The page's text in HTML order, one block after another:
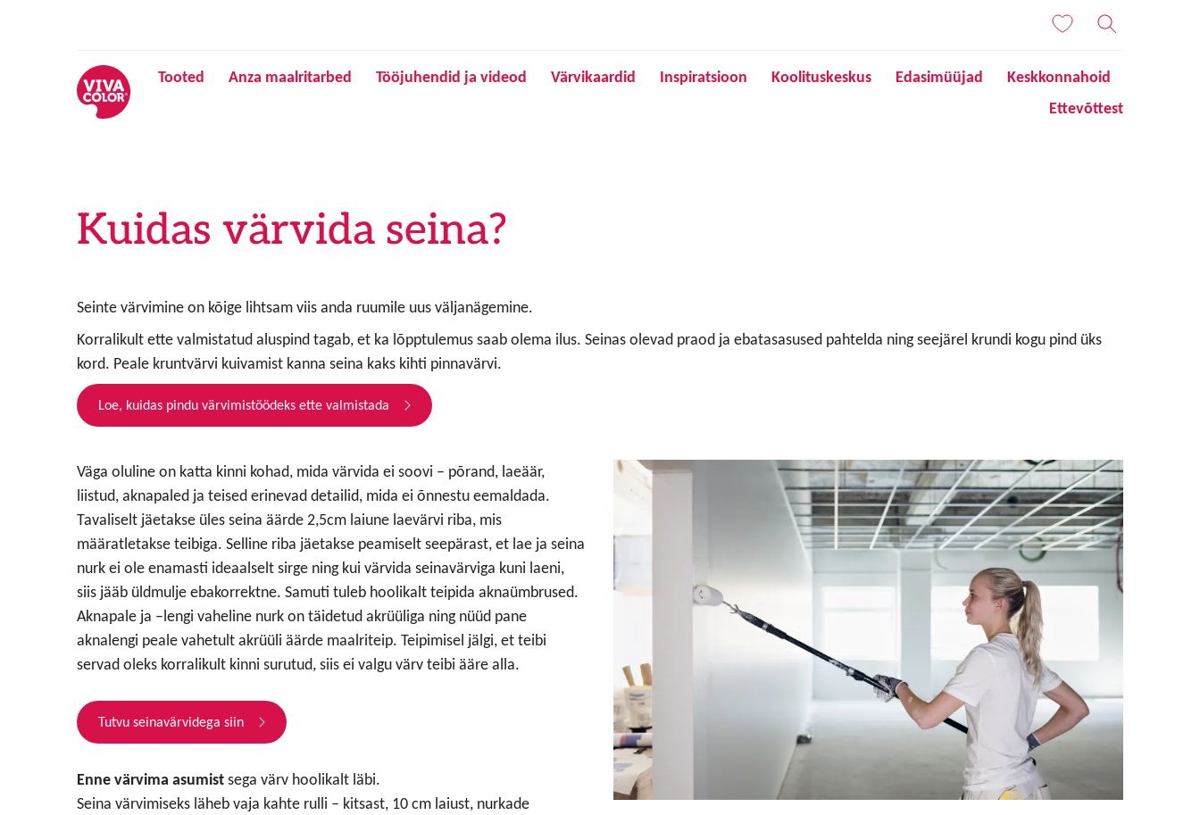
Tooted Anza maalritarbed Tööjuhendid ja videod Värvikaardid Inspiratsioon Koolituskeskus Edasimüüjad
Keskkonnahoid
Ettevõttest
Kuidas värvida seina?
Seinte värvimine on kõige lihtsam viis anda ruumile uus väljanägemine.
Korralikult ette valmistatud aluspind tagab, et ka lõpptulemus saab olema ilus. Seinas olevad praod ja ebatasasused pahtelda ning seejärel krundi kogu pind üks
kord. Peale kruntvärvi kuivamist kanna seina kaks kihti pinnavärvi.
Loe, kuidas pindu värvimistöödeks ette valmistada
Väga oluline on katta kinni kohad, mida värvida ei soovi – põrand, laeäär,
liistud, aknapaled ja teised erinevad detailid, mida ei õnnestu eemaldada.
Tavaliselt jäetakse üles seina äärde 2,5cm laiune laevärvi riba, mis
määratletakse teibiga. Selline riba jäetakse peamiselt seepärast, et lae ja seina
nurk ei ole enamasti ideaalselt sirge ning kui värvida seinavärviga kuni laeni,
siis jääb üldmulje ebakorrektne. Samuti tuleb hoolikalt teipida aknaümbrused.
Aknapale ja –lengi vaheline nurk on täidetud akrüüliga ning nüüd pane
aknalengi peale vahetult akrüüli äärde maalriteip. Teipimisel jälgi, et teibi
servad oleks korralikult kinni surutud, siis ei valgu värv teibi ääre alla.
Tutvu seinavärvidega siin
Enne värvima asumistsega värv hoolikalt läbi.
Seina värvimiseks läheb vaja kahte rulli – kitsast, 10 cm laiust, nurkade